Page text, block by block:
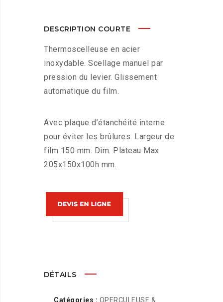
DESCRIPTION COURTE
Thermoscelleuse en acier
inoxydable. Scellage manuel par
pression du levier. Glissement
automatique du film.
Avec plaque d’étanchéité interne
pour éviter les brûlures. Largeur de
film 150 mm. Dim. Plateau Max
205x150x100h mm.
DÉTAILS
Catégories : OPERCULEUSE &